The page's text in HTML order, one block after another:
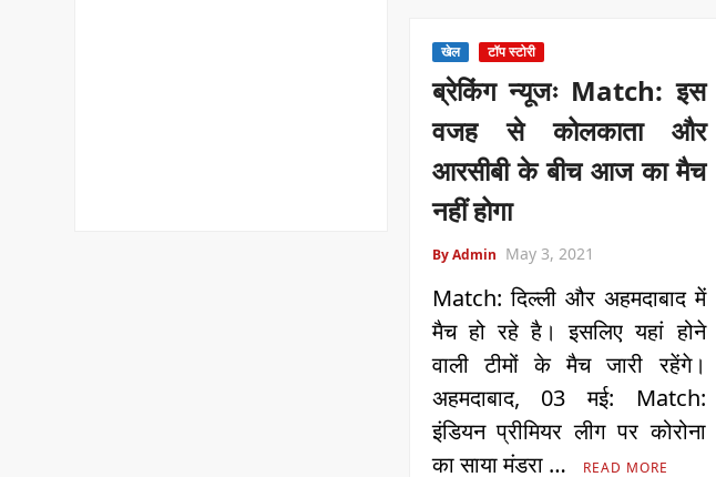
खेल टॉप स्टोरी
ब्रेकिंग न्यूजः Match: इस
वजह से कोलकाता और
आरसीबी के बीच आज का मैच
नहीं होगा
By Admin May 3, 2021
Match: दिल्ली और अहमदाबाद में
मैच हो रहे है। इसलिए यहां होने
वाली टीमों के मैच जारी रहेंगे।
अहमदाबाद, 03 मई: Match:
इंडियन प्रीमियर लीग पर कोरोना
का साया मंडरा …
READ MORE